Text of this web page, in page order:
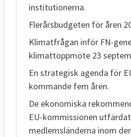
institutionerna.
Flerårsbudgeten för åren
Klimatfrågan inför FN-
klimattoppmöte 23
En strategisk agenda för
kommande fem åren.
De ekonomiska
EU-kommissionen
medlemsländerna inom